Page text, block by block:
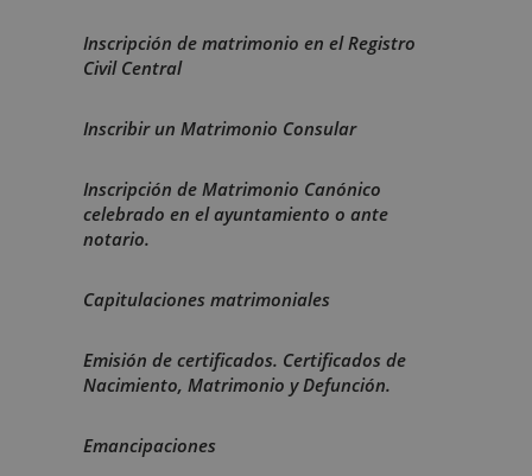
Inscripción de matrimonio en el Registro
Civil Central
Inscribir un Matrimonio Consular
Inscripción de Matrimonio Canónico
celebrado en el ayuntamiento o ante
notario.
Capitulaciones matrimoniales
Emisión de certificados. Certificados de
Nacimiento, Matrimonio y Defunción.
Emancipaciones